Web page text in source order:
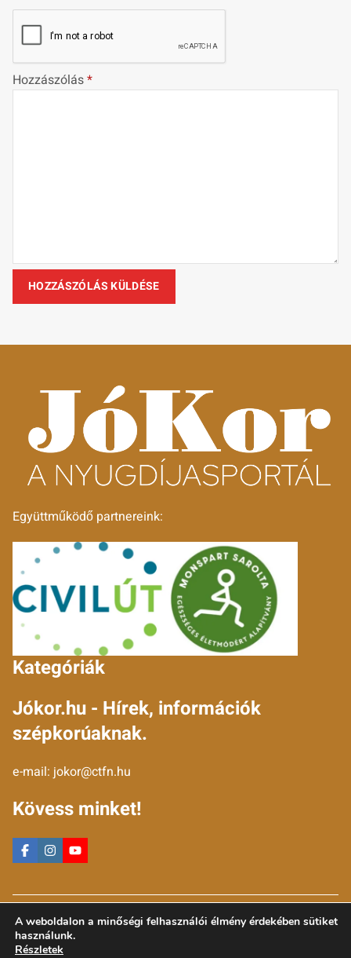
Hozzászólás*
Együttműködő partnereink:
Kategóriák
Jókor.hu - Hírek, információk
szépkorúaknak.
e-mail: jokor@ctfn.hu
Kövess minket!
Copyright © 2024 jokor.hu. Minden jog fenntartva.
A weboldalon a minőségi felhasználói élmény érdekében sütiket
használunk.
Részletek